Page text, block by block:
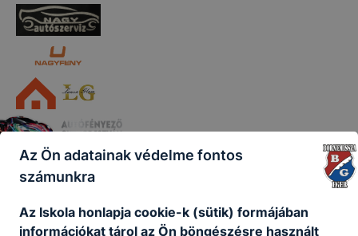
Az Ön adatainak védelme fontos
számunkra
Az Iskola honlapja cookie-k (sütik) formájában
információkat tárol az Ön böngészésre használt